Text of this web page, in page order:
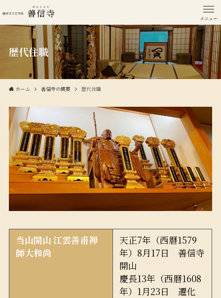
メニュー
歴代住職
ホーム 善信寺の概要 歴代住職
当山開山 江雲善甫禅
師大和尚
天正7年（西暦1579
年）8月17日 善信寺
開山
慶長13年（西暦1608
年）1月23日 遷化